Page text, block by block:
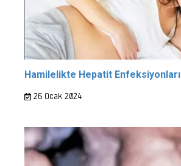
Hamilelikte Hepatit Enfeksiyonları
26 Ocak 2024